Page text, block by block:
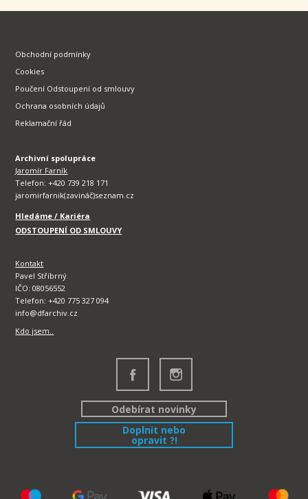
Obchodní podmínky
Cookies
Poučení Odstoupení od smlouvy
Ochrana osobních údajů
Reklamační řád
Archivní spolupráce
Jaromír Farník
Telefon: +420 739 218 171
jaromirfarnik(zavináč)seznam.cz
Hledáme / Kariéra
ODSTOUPENÍ OD SMLOUVY
Kontakt
Pavel Stříbrný
IČO: 08056552
Telefon: +420 775 327 094
info@dfarchiv.cz
Kdo jsem..
Odebírat novinky
Doplnit nebo
opravit ?!